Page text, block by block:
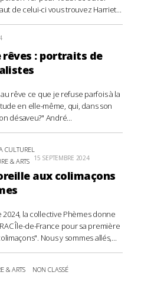
de celui-ci vous trouvez Harriet...
: portraits de
rêve ce que je refuse parfois à la
en elle-même, qui, dans son
désaveu?" André...
CULTUREL
& ARTS 15 SEPTEMBRE 2024
aux colimaçons
la collective Phèmes donne
Île-de-France pour sa première
Nous y sommes allés,...
& ARTS NON CLASSÉ